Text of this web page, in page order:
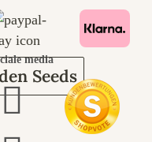
Seeds
media